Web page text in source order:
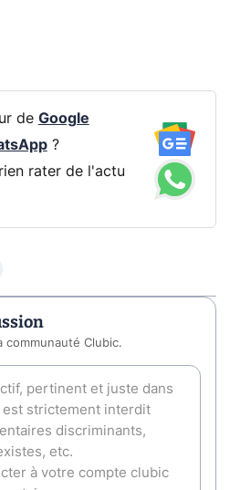
de Google
?
rater de l'actu
communauté Clubic.